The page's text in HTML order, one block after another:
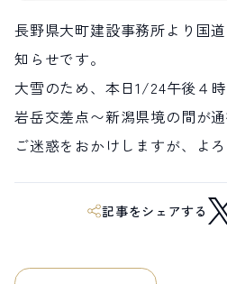
白馬村の季節 塩の道
FURUSATO TAX
ふるさと納税
白馬村までのアクセス
白馬村
プライバシーポリシー
利用規約
長野県大町建設事務所より国
知らせです。
大雪のため、本日1/24午後４
岩岳交差点〜新潟県境の間が
ご迷惑をおかけしますが、よ
記事をシェアする